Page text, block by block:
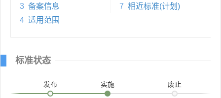
3 备案信息
4 适用范围
7 相近标准(计划)
标准状态
发布 实施 废止